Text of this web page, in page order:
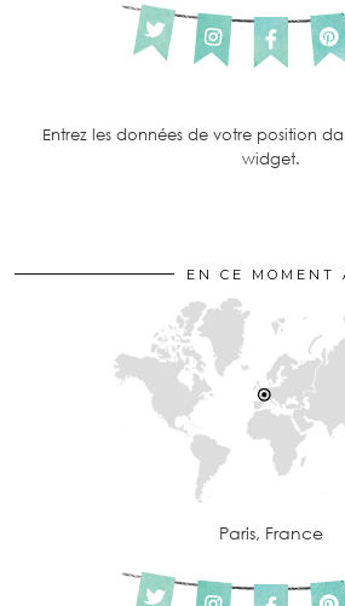
Entrez les données de votre position
widget.
EN CE MOMENT
Paris, France